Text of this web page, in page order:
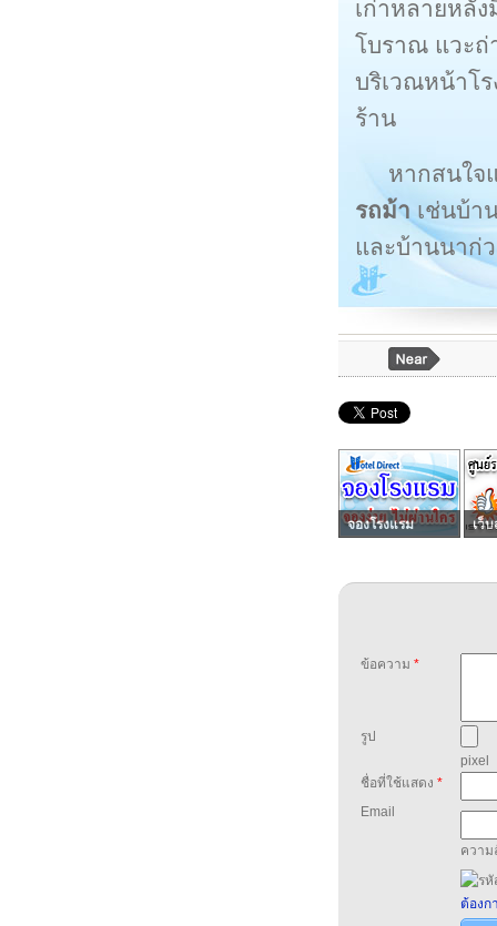
เก่าหลายหลั
โบราณ แวะ
บริเวณหน้าโ
ร้าน
หากสนใจ
รถม้า เช่นบ้า
และบ้านนาก่
จองโรงแรม เว็บ
ข้อความ *
รูป
pixel
ชื่อที่ใช้แสดง *
Email
ความ
ต้องก